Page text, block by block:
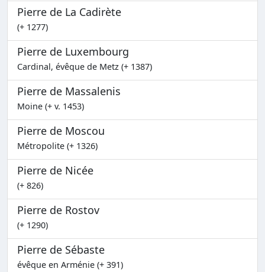
Pierre de La Cadirète
(+ 1277)
Pierre de Luxembourg
Cardinal, évêque de Metz (+ 1387)
Pierre de Massalenis
Moine (+ v. 1453)
Pierre de Moscou
Métropolite (+ 1326)
Pierre de Nicée
(+ 826)
Pierre de Rostov
(+ 1290)
Pierre de Sébaste
évêque en Arménie (+ 391)